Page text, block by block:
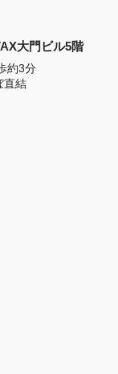
大門ビル5階
約3分
直結